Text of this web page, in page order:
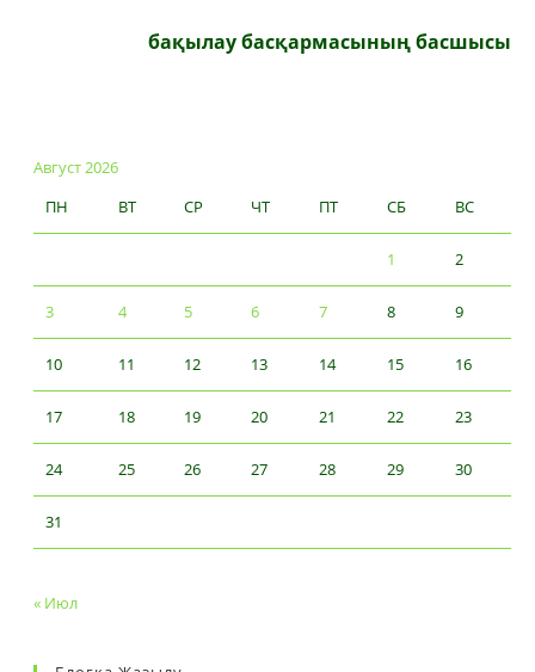
бақылау басқармасының басшысы
Август 2026
ПН
ВТ СР ЧТ ПТ СБ ВС
1 2
3 4 5 6 7 8 9
10 11 12 13 14 15 16
17 18 19 20 21 22 23
24 25 26 27 28 29 30
31
« Июл